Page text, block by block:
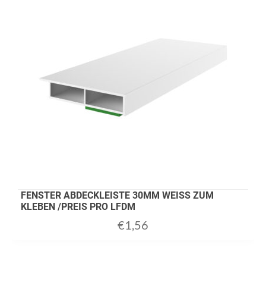
FENSTER ABDECKLEISTE 30MM WEISS ZUM
KLEBEN /PREIS PRO LFDM
€1,56